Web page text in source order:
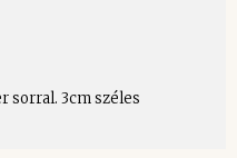
sorral. 3cm széles